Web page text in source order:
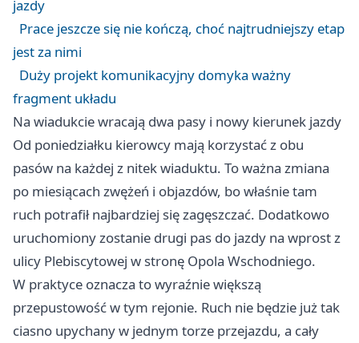
jazdy
Prace jeszcze się nie kończą, choć najtrudniejszy etap
jest za nimi
Duży projekt komunikacyjny domyka ważny
fragment układu
Na wiadukcie wracają dwa pasy i nowy kierunek jazdy
Od poniedziałku kierowcy mają korzystać z obu
pasów na każdej z nitek wiaduktu. To ważna zmiana
po miesiącach zwężeń i objazdów, bo właśnie tam
ruch potrafił najbardziej się zagęszczać. Dodatkowo
uruchomiony zostanie drugi pas do jazdy na wprost z
ulicy Plebiscytowej w stronę Opola Wschodniego.
W praktyce oznacza to wyraźnie większą
przepustowość w tym rejonie. Ruch nie będzie już tak
ciasno upychany w jednym torze przejazdu, a cały